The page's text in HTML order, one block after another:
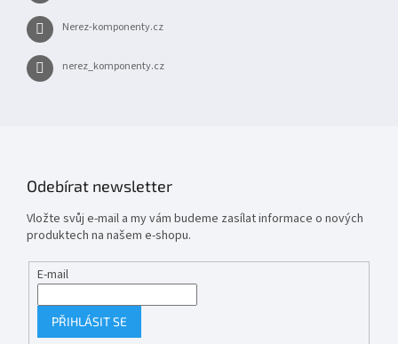
Nerez-komponenty.cz
nerez_komponenty.cz
Odebírat newsletter
Vložte svůj e-mail a my vám budeme zasílat informace o nových
produktech na našem e-shopu.
E-mail
PŘIHLÁSIT SE